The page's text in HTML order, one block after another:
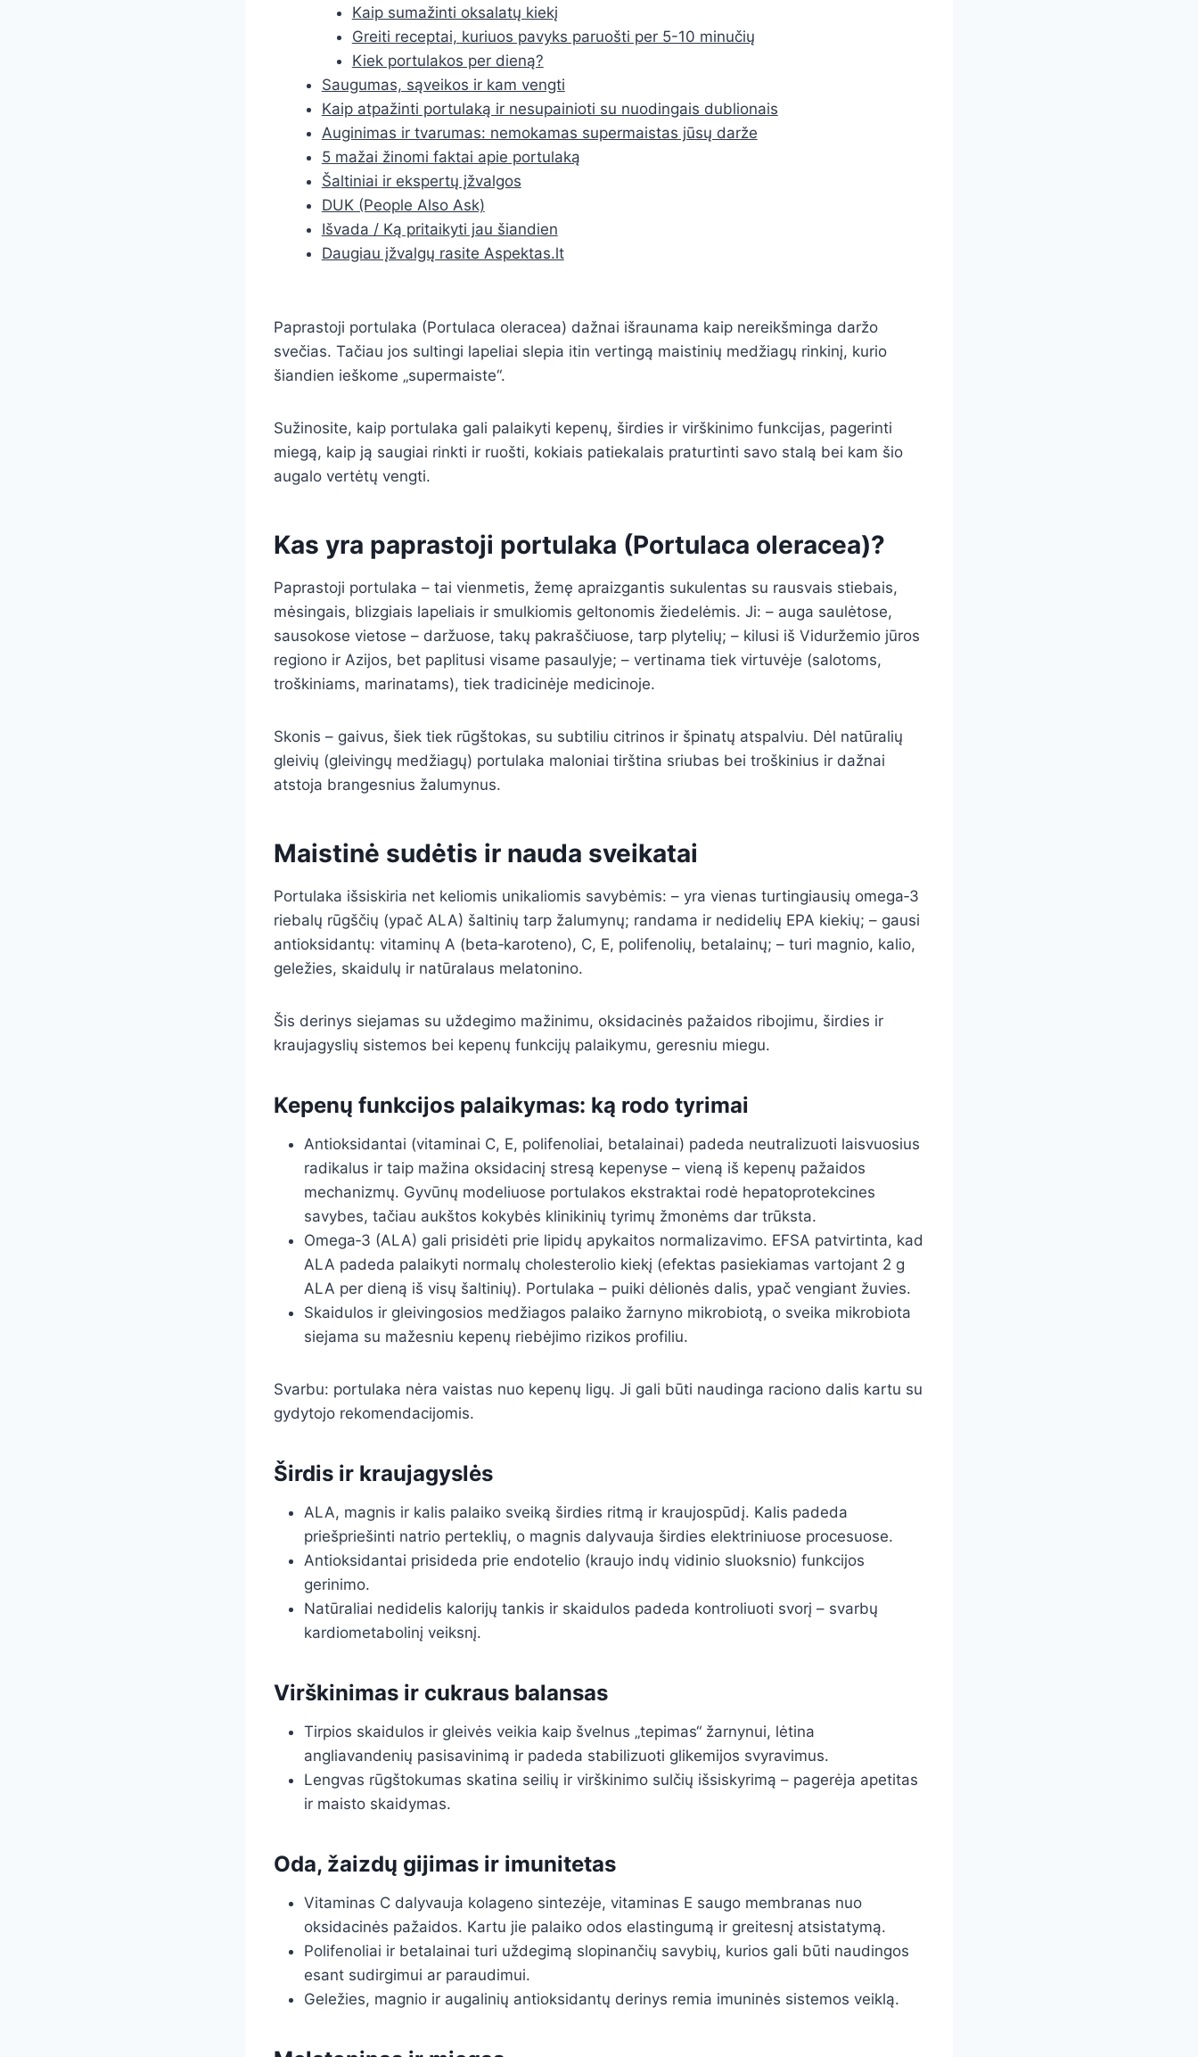
Kaip sumažinti oksalatų kiekį
Greiti receptai, kuriuos pavyks paruošti per 5-10 minučių
Kiek portulakos per dieną?
Saugumas, sąveikos ir kam vengti
Kaip atpažinti portulaką ir nesupainioti su nuodingais dublionais
Auginimas ir tvarumas: nemokamas supermaistas jūsų darže
5 mažai žinomi faktai apie portulaką
Šaltiniai ir ekspertų įžvalgos
DUK (People Also Ask)
Išvada / Ką pritaikyti jau šiandien
Daugiau įžvalgų rasite Aspektas.lt
Paprastoji portulaka (Portulaca oleracea) dažnai išraunama kaip nereikšminga daržo
svečias. Tačiau jos sultingi lapeliai slepia itin vertingą maistinių medžiagų rinkinį, kurio
šiandien ieškome „supermaiste“.
Sužinosite, kaip portulaka gali palaikyti kepenų, širdies ir virškinimo funkcijas, pagerinti
miegą, kaip ją saugiai rinkti ir ruošti, kokiais patiekalais praturtinti savo stalą bei kam šio
augalo vertėtų vengti.
Kas yra paprastoji portulaka (Portulaca oleracea)?
Paprastoji portulaka – tai vienmetis, žemę apraizgantis sukulentas su rausvais stiebais,
mėsingais, blizgiais lapeliais ir smulkiomis geltonomis žiedelėmis. Ji: – auga saulėtose,
sausokose vietose – daržuose, takų pakraščiuose, tarp plytelių; – kilusi iš Viduržemio jūros
regiono ir Azijos, bet paplitusi visame pasaulyje; – vertinama tiek virtuvėje (salotoms,
troškiniams, marinatams), tiek tradicinėje medicinoje.
Skonis – gaivus, šiek tiek rūgštokas, su subtiliu citrinos ir špinatų atspalviu. Dėl natūralių
gleivių (gleivingų medžiagų) portulaka maloniai tirština sriubas bei troškinius ir dažnai
atstoja brangesnius žalumynus.
Maistinė sudėtis ir nauda sveikatai
Portulaka išsiskiria net keliomis unikaliomis savybėmis: – yra vienas turtingiausių omega‑3
riebalų rūgščių (ypač ALA) šaltinių tarp žalumynų; randama ir nedidelių EPA kiekių; – gausi
antioksidantų: vitaminų A (beta‑karoteno), C, E, polifenolių, betalainų; – turi magnio, kalio,
geležies, skaidulų ir natūralaus melatonino.
Šis derinys siejamas su uždegimo mažinimu, oksidacinės pažaidos ribojimu, širdies ir
kraujagyslių sistemos bei kepenų funkcijų palaikymu, geresniu miegu.
Kepenų funkcijos palaikymas: ką rodo tyrimai
Antioksidantai (vitaminai C, E, polifenoliai, betalainai) padeda neutralizuoti laisvuosius
radikalus ir taip mažina oksidacinį stresą kepenyse – vieną iš kepenų pažaidos
mechanizmų. Gyvūnų modeliuose portulakos ekstraktai rodė hepatoprotekcines
savybes, tačiau aukštos kokybės klinikinių tyrimų žmonėms dar trūksta.
Omega‑3 (ALA) gali prisidėti prie lipidų apykaitos normalizavimo. EFSA patvirtinta, kad
ALA padeda palaikyti normalų cholesterolio kiekį (efektas pasiekiamas vartojant 2 g
ALA per dieną iš visų šaltinių). Portulaka – puiki dėlionės dalis, ypač vengiant žuvies.
Skaidulos ir gleivingosios medžiagos palaiko žarnyno mikrobiotą, o sveika mikrobiota
siejama su mažesniu kepenų riebėjimo rizikos profiliu.
Svarbu: portulaka nėra vaistas nuo kepenų ligų. Ji gali būti naudinga raciono dalis kartu su
gydytojo rekomendacijomis.
Širdis ir kraujagyslės
ALA, magnis ir kalis palaiko sveiką širdies ritmą ir kraujospūdį. Kalis padeda
priešpriešinti natrio perteklių, o magnis dalyvauja širdies elektriniuose procesuose.
Antioksidantai prisideda prie endotelio (kraujo indų vidinio sluoksnio) funkcijos
gerinimo.
Natūraliai nedidelis kalorijų tankis ir skaidulos padeda kontroliuoti svorį – svarbų
kardiometabolinį veiksnį.
Virškinimas ir cukraus balansas
Tirpios skaidulos ir gleivės veikia kaip švelnus „tepimas“ žarnynui, lėtina
angliavandenių pasisavinimą ir padeda stabilizuoti glikemijos svyravimus.
Lengvas rūgštokumas skatina seilių ir virškinimo sulčių išsiskyrimą – pagerėja apetitas
ir maisto skaidymas.
Oda, žaizdų gijimas ir imunitetas
Vitaminas C dalyvauja kolageno sintezėje, vitaminas E saugo membranas nuo
oksidacinės pažaidos. Kartu jie palaiko odos elastingumą ir greitesnį atsistatymą.
Polifenoliai ir betalainai turi uždegimą slopinančių savybių, kurios gali būti naudingos
esant sudirgimui ar paraudimui.
Geležies, magnio ir augalinių antioksidantų derinys remia imuninės sistemos veiklą.